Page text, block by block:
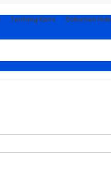
Tentang Kami Dokumen